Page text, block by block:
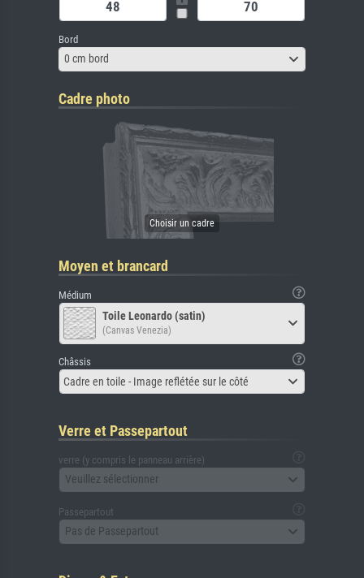
Bord
0 cm bord
Cadre photo
Moyen et brancard
Médium
Toile Leonardo (satin)
(Canvas Venezia)
Châssis
Cadre en toile - Image reflétée sur le côté
Verre et Passepartout
verre (y compris le panneau arrière)
Veuillez sélectionner
Passepartout
Pas de Passepartout